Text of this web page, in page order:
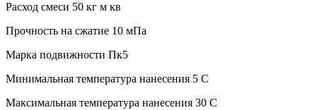
Расход смеси 50 кг м кв
Прочность на сжатие 10 мПа
Марка подвижности Пк5
Минимальная температура нанесения 5 C
Максимальная температура нанесения 30 C